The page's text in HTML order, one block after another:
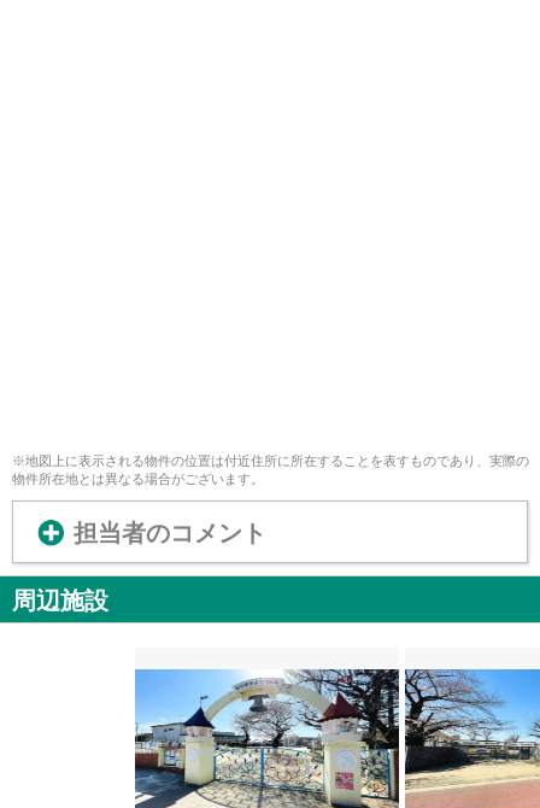
※地図上に表示される物件の位置は付近住所に所在することを表すものであり、実際の
物件所在地とは異なる場合がございます。
担当者のコメント
周辺施設